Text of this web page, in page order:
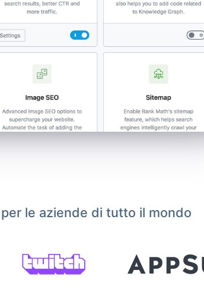
le aziende di tutto il mondo